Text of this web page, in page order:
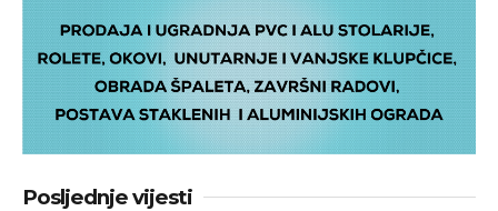
Posljednje vijesti